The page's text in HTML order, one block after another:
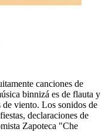
canciones de
binnizá es de flauta y
viento. Los sonidos de
declaraciones de
Zapoteca "Che